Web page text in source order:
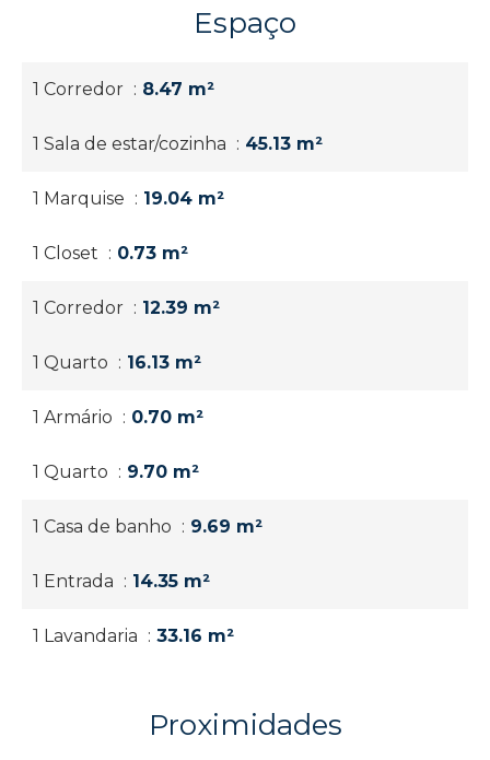
Espaço
1 Corredor 8.47 m²
1 Sala de estar/cozinha 45.13 m²
1 Marquise 19.04 m²
1 Closet 0.73 m²
1 Corredor 12.39 m²
1 Quarto 16.13 m²
1 Armário 0.70 m²
1 Quarto 9.70 m²
1 Casa de banho 9.69 m²
1 Entrada 14.35 m²
1 Lavandaria 33.16 m²
Proximidades